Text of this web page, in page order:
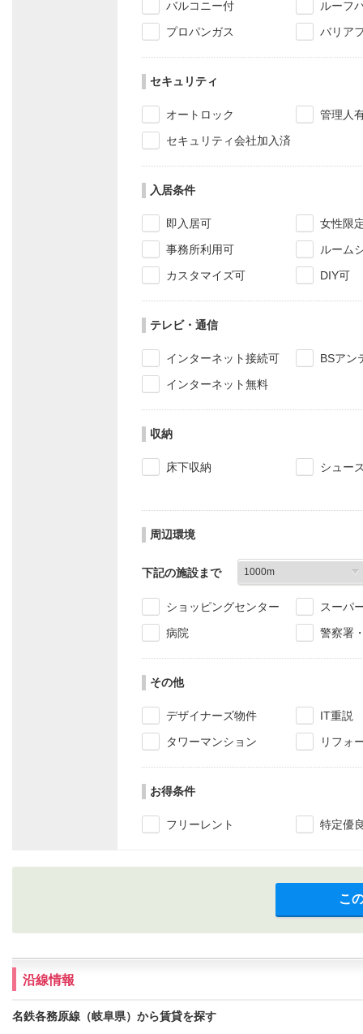
バルコニー付
ルーフ
プロパンガス
バリア
セキュリティ
オートロック
管理人
セキュリティ会社加入済
入居条件
即入居可
女性限
事務所利用可
ルーム
カスタマイズ可
DIY可
テレビ・通信
インターネット接続可
BSアン
インターネット無料
収納
床下収納 シュー
周辺環境
下記の施設まで
ショッピングセンター
スーパ
病院
警察署
その他
デザイナーズ物件
IT重説
タワーマンション
リフォ
お得条件
フリーレント 特定優
こ
沿線情報
名鉄各務原線（岐阜県）から賃貸を探す